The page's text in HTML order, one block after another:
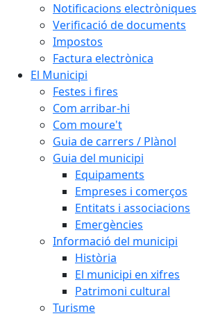
Notificacions electròniques
Verificació de documents
Impostos
Factura electrònica
El Municipi
Festes i fires
Com arribar-hi
Com moure't
Guia de carrers / Plànol
Guia del municipi
Equipaments
Empreses i comerços
Entitats i associacions
Emergències
Informació del municipi
Història
El municipi en xifres
Patrimoni cultural
Turisme